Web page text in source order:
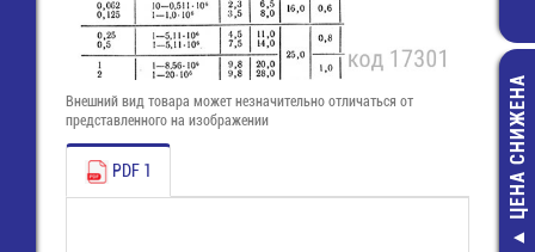
ЦЕНА СНИЖЕНА
Внешний вид товара может незначительно отличаться от
представленного на изображении
PDF 1